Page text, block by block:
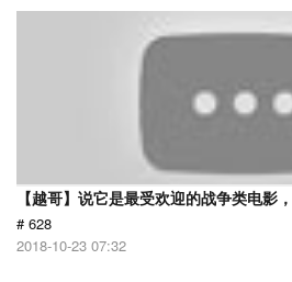
【越哥】说它是最受欢迎的战争类电影
# 628
2018-10-23 07:32